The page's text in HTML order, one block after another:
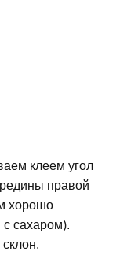
клеем угол
правой
хорошо
сахаром).